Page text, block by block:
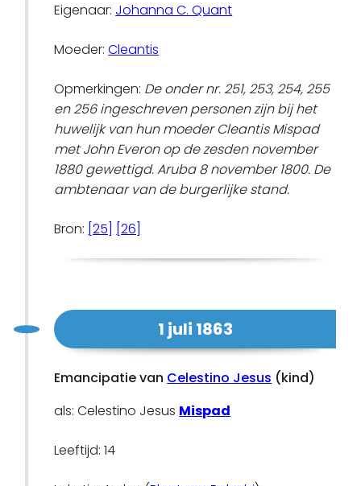
Eigenaar: Johanna C. Quant
Moeder:Cleantis
Opmerkingen: De onder nr. 251, 253, 254, 255
en 256 ingeschreven personen zijn bij het
huwelijk van hun moeder Cleantis Mispad
met John Everon op de zesden november
1880 gewettigd. Aruba 8 november 1800. De
ambtenaar van de burgerlijke stand.
Bron: [25] [26]
1 juli 1863
Emancipatie van Celestino Jesus (kind)
als: Celestino Jesus Mispad
Leeftijd: 14